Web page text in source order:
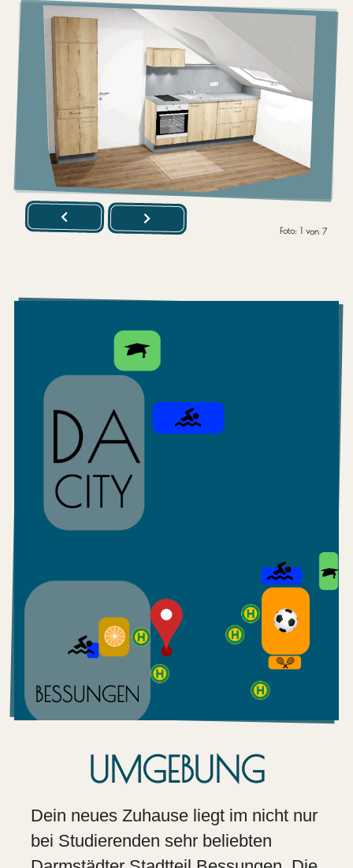
Foto:1 von7
UMGEBUNG
Dein neues Zuhause liegt im nicht nur
bei Studierenden sehr beliebten